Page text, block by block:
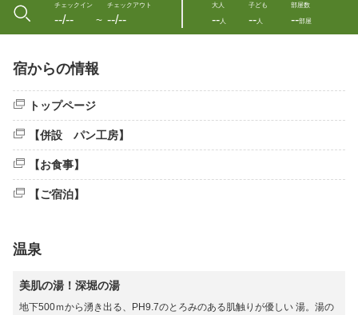
チェックイン
--/-- 〜
チェックアウト
--/--
大人
--人
子ども
--人
部屋数
--部屋
宿からの情報
トップページ
【併設 パン工房】
【お食事】
【ご宿泊】
温泉
美肌の湯！深堀の湯
地下500ｍから湧き出る、PH9.7のとろみのある肌触りが優しい 湯。湯の